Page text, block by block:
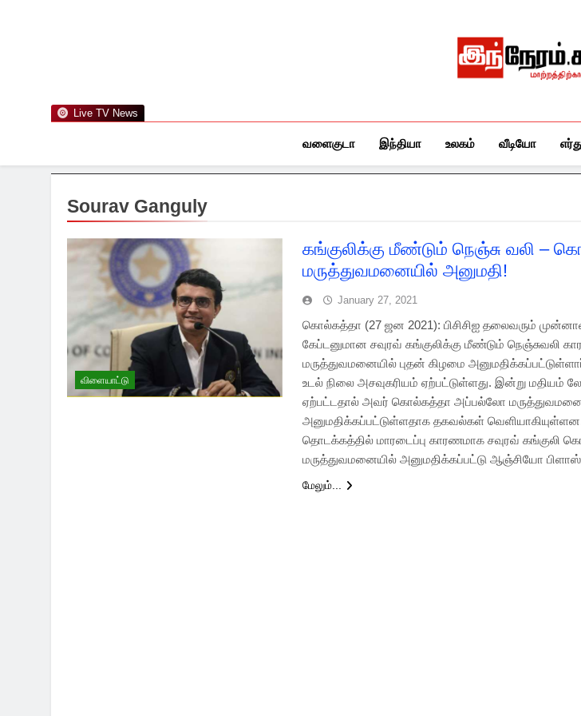
Live TV News
வளைகுடா இந்தியா உலகம் வீடியோ
Sourav Ganguly
விளையாட்டு
கங்குலிக்கு மீண்டும் நெஞ்சு வலி –
மருத்துவமனையில் அனுமதி!
January 27, 2021
கொல்கத்தா (27 ஜன 2021): பிசிசிஐ தலைவரும்
கேப்டனுமான சவுரவ் கங்குலிக்கு மீண்டும் நெஞ்சுவலி
மருத்துவமனையில் புதன் கிழமை
உடல் நிலை அசவுகரியம் ஏற்பட்டுள்ளது. இன்று மதியம்
ஏற்பட்டதால் அவர் கொல்கத்தா அப்பல்லோ
அனுமதிக்கப்பட்டுள்ளதாக தகவல்கள்
தொடக்கத்தில் மாரடைப்பு காரணமாக சவுரவ் கங்குலி
மருத்துவமனையில் அனுமதிக்கப்பட்டு ஆஞ்சியோ
மேலும்...